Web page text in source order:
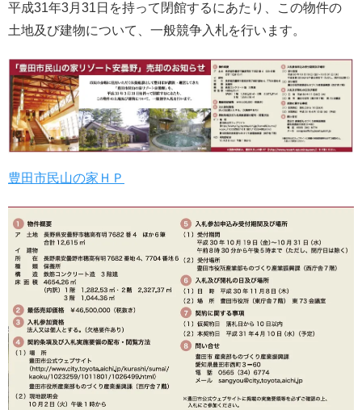
平成31年3月31日を持って閉館するにあたり、この物件の
土地及び建物について、一般競争入札を行います。
豊田市民山の家ＨＰ